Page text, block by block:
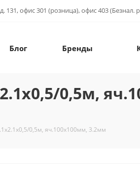
131, офис 301 (розница), офис 403 (Безнал.
Блог Бренды
0,5м,
0,5м, яч.100х100мм, 3.2мм